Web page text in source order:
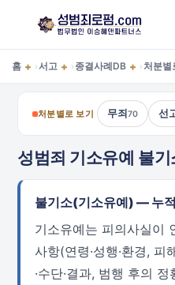
홈 + ›서고 + › 종결사례DB + › 처분별
처분별로 보기 무죄70 선
성범죄 기소유예 불기
불기소(기소유예) — 누적
기소유예는 피의사실이
사항(연령·성행·환경,
·수단·결과, 범행 후의